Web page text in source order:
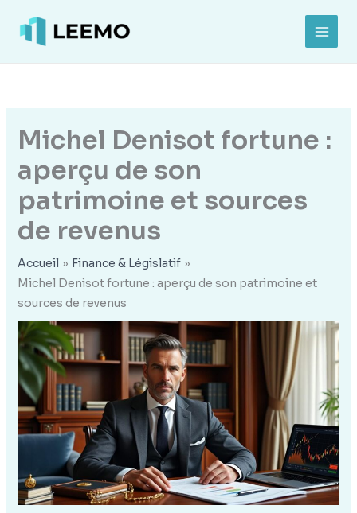
contenu
Michel Denisot fortune :
aperçu de son
patrimoine et sources
de revenus
Accueil
Finance & Législatif
Michel Denisot fortune : aperçu de son patrimoine et
sources de revenus